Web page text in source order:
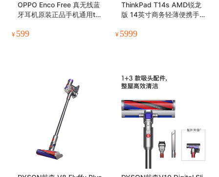
OPPO Enco Free 真无线蓝
牙耳机原装正品手机通用tw
¥ 599
ThinkPad T14s AMD锐龙
版 14英寸商务轻薄便携手提
¥ 5999